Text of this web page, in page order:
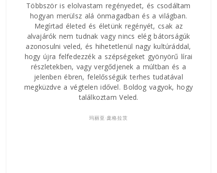
Többször is elolvastam regényedet, és csodáltam
hogyan merülsz alá önmagadban és a világban.
Megírtad életed és életünk regényét, csak az
alvajárók nem tudnak vagy nincs elég bátorságúk
azonosulni veled, és hihetetlenül nagy kultúráddal,
hogy újra felfedezzék a szépségeket gyönyörű lírai
részletekben, vagy vergődjenek a múltban és a
jelenben ébren, felelősségük terhes tudatával
megküzdve a végtelen idővel. Boldog vagyok, hogy
találkoztam Veled.
玛丽亚·庞格拉茨